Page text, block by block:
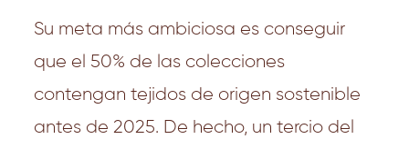
Su meta más ambiciosa es conseguir
que el 50% de las colecciones
contengan tejidos de origen sostenible
antes de 2025. De hecho, un tercio del